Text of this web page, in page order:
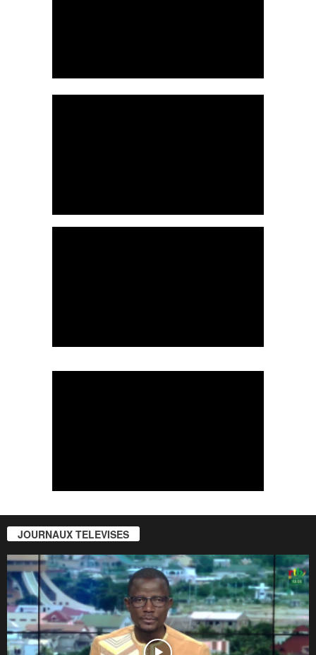
JOURNAUX TELEVISES